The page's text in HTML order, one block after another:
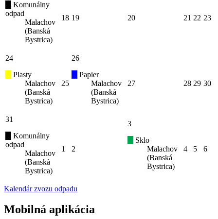
Komunálny
odpad
Malachov
(Banská
Bystrica)
18 19 20 21 22 23
24
Plasty
Malachov
(Banská
Bystrica)
25
26
Papier
Malachov
(Banská
Bystrica)
27 28 29 30
31
Komunálny
odpad
Malachov
(Banská
Bystrica)
1 2
3
Sklo
Malachov
(Banská
Bystrica)
4 5 6
Kalendár zvozu odpadu
Mobilná aplikácia